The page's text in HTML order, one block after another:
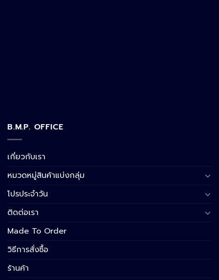
B.M.P. OFFICE
เกี่ยวกับเรา
หมวดหมู่สินค้าแบ่งกลุ่ม
โปรประจำวัน
ติดต่อเรา
Made To Order
วิธีการสั่งซื้อ
ร้านค้า